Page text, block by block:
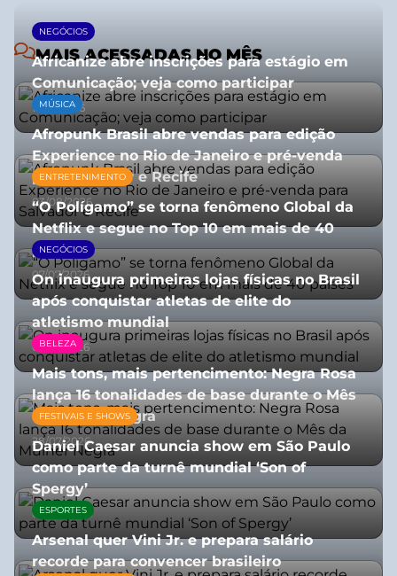
MAIS ACESSADAS NO MÊS
NEGÓCIOS
Africanize abre inscrições para estágio em
Comunicação; veja como participar
13/01/2026
MÚSICA
Afropunk Brasil abre vendas para edição
Experience no Rio de Janeiro e pré-venda
para Salvador e Recife
03/08/2026
ENTRETENIMENTO
“O Polígamo” se torna fenômeno Global da
Netflix e segue no Top 10 em mais de 40
países
07/07/2026
NEGÓCIOS
On inaugura primeiras lojas físicas no Brasil
após conquistar atletas de elite do
atletismo mundial
07/07/2026
BELEZA
Mais tons, mais pertencimento: Negra Rosa
lança 16 tonalidades de base durante o Mês
da Mulher Negra
28/07/2026
FESTIVAIS E SHOWS
Daniel Caesar anuncia show em São Paulo
como parte da turnê mundial ‘Son of
Spergy’
05/08/2026
ESPORTES
Arsenal quer Vini Jr. e prepara salário
recorde para convencer brasileiro